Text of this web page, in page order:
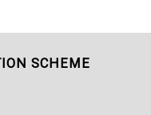
SCHEME